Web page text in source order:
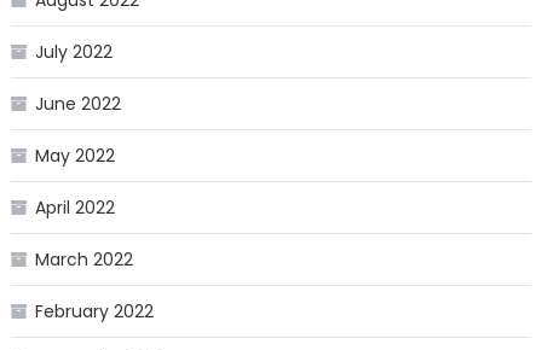
July 2022
June 2022
May 2022
April 2022
March 2022
February 2022